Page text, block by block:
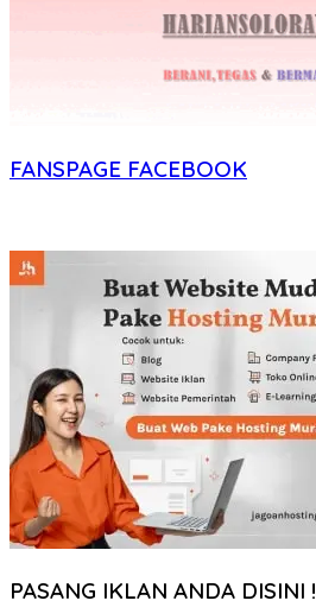
FANSPAGE FACEBOOK
PASANG IKLAN ANDA DISINI !